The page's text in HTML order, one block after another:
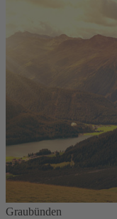
Graubünden